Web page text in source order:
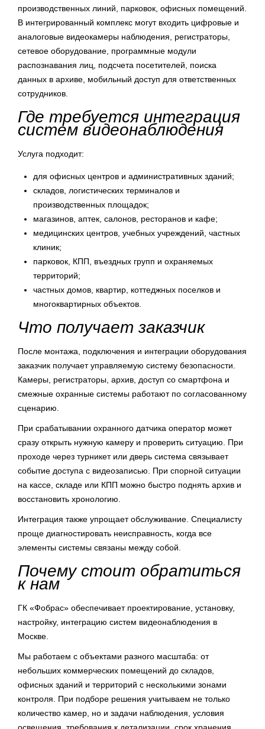
производственных линий, парковок, офисных помещений.
В интегрированный комплекс могут входить цифровые и
аналоговые видеокамеры наблюдения, регистраторы,
сетевое оборудование, программные модули
распознавания лиц, подсчета посетителей, поиска
данных в архиве, мобильный доступ для ответственных
сотрудников.
Где требуется интеграция
систем видеонаблюдения
Услуга подходит:
для офисных центров и административных зданий;
складов, логистических терминалов и
производственных площадок;
магазинов, аптек, салонов, ресторанов и кафе;
медицинских центров, учебных учреждений, частных
клиник;
парковок, КПП, въездных групп и охраняемых
территорий;
частных домов, квартир, коттеджных поселков и
многоквартирных объектов.
Что получает заказчик
После монтажа, подключения и интеграции оборудования
заказчик получает управляемую систему безопасности.
Камеры, регистраторы, архив, доступ со смартфона и
смежные охранные системы работают по согласованному
сценарию.
При срабатывании охранного датчика оператор может
сразу открыть нужную камеру и проверить ситуацию. При
проходе через турникет или дверь система связывает
событие доступа с видеозаписью. При спорной ситуации
на кассе, складе или КПП можно быстро поднять архив и
восстановить хронологию.
Интеграция также упрощает обслуживание. Специалисту
проще диагностировать неисправность, когда все
элементы системы связаны между собой.
Почему стоит обратиться
к нам
ГК «Фобрас» обеспечивает проектирование, установку,
настройку, интеграцию систем видеонаблюдения в
Москве.
Мы работаем с объектами разного масштаба: от
небольших коммерческих помещений до складов,
офисных зданий и территорий с несколькими зонами
контроля. При подборе решения учитываем не только
количество камер, но и задачи наблюдения, условия